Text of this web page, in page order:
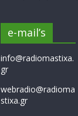
e-mail’s
info@radiomastixa.
gr
webradio@radioma
stixa.gr